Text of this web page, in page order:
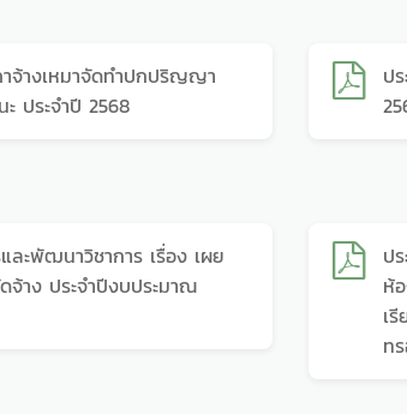
าจ้างเหมาจัดทำปกปริญญา
ประจำปี 2568
ป
ละพัฒนาวิชาการ เรื่อง เผย
าง ประจำปีงบประมาณ
ป
ห้
เ
ท